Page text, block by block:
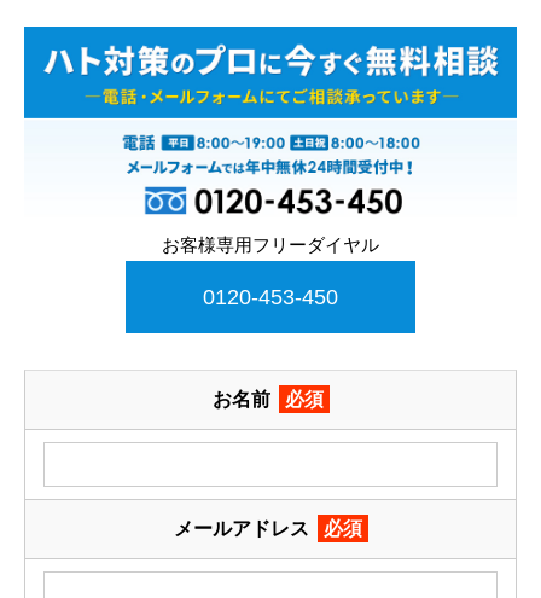
お客様専用フリーダイヤル
0120-453-450
お名前 必須
メールアドレス 必須